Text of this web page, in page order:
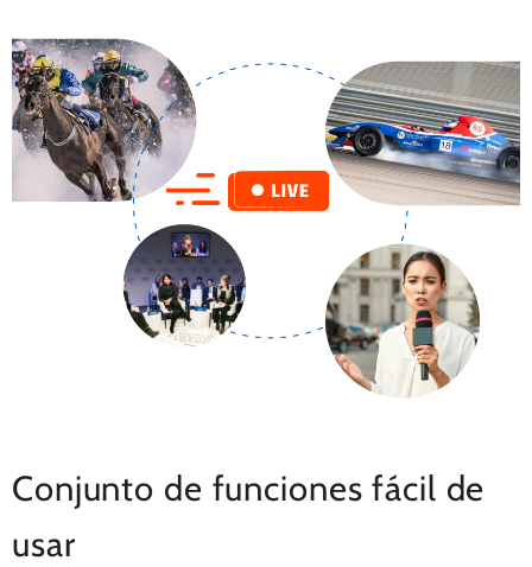
Conjunto de funciones fácil de
usar